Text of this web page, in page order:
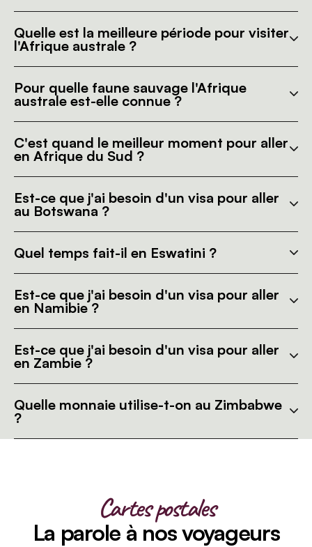
Quelle est la meilleure période pour visiter
l'Afrique australe ?
Pour quelle faune sauvage l'Afrique
australe est-elle connue ?
C'est quand le meilleur moment pour aller
en Afrique du Sud ?
Est-ce que j'ai besoin d'un visa pour aller
au Botswana ?
Quel temps fait-il en Eswatini ?
Est-ce que j'ai besoin d'un visa pour aller
en Namibie ?
Est-ce que j'ai besoin d'un visa pour aller
en Zambie ?
Quelle monnaie utilise-t-on au Zimbabwe
?
Cartes postales
La parole à nos voyageurs